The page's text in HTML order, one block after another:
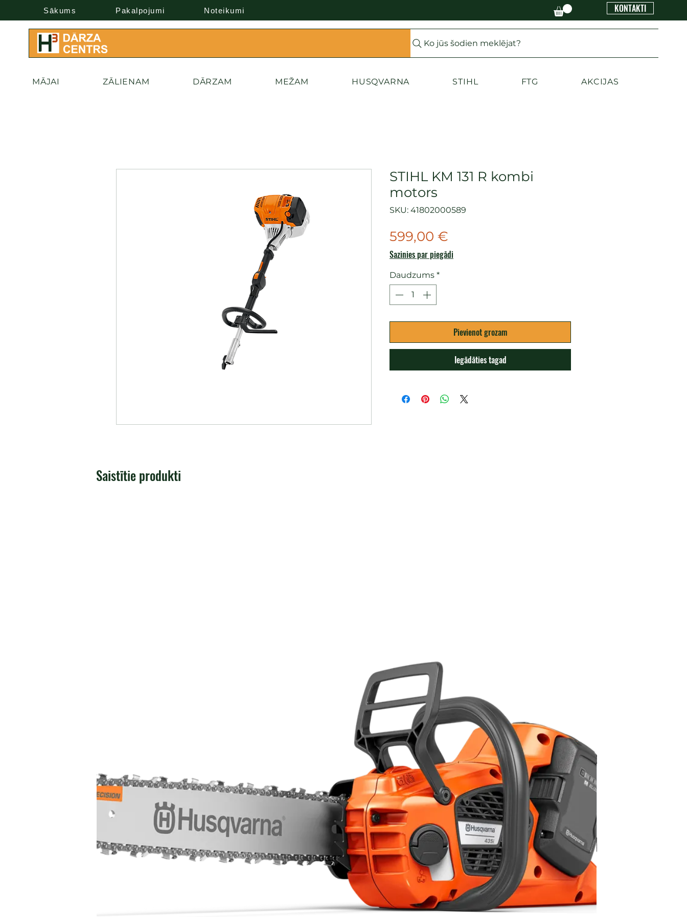
Sākums Pakalpojumi Noteikumi KONTAKTI
Ko jūs šodien meklējat?
MĀJAI ZĀLIENAM DĀRZAM MEŽAM HUSQVARNA STIHL FTG AKCIJAS
STIHL KM 131 R kombi
motors
SKU: 41802000589
599,00 €
Sazinies par piegādi
Daudzums *
Pievienot grozam
Iegādāties tagad
Saistītie produkti